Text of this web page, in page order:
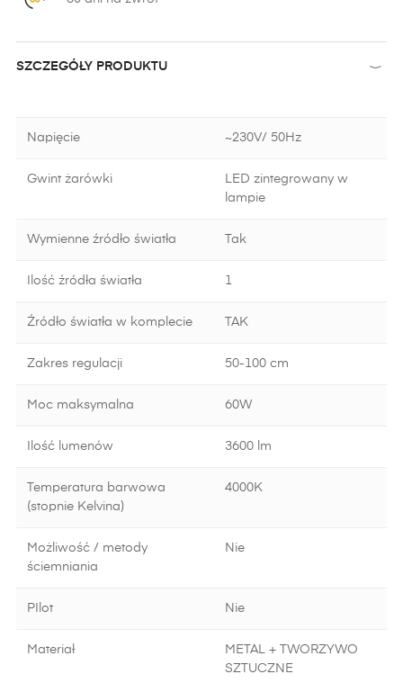
SZCZEGÓŁY PRODUKTU
Napięcie ~230V/ 50Hz
Gwint żarówki
LED zintegrowany w
lampie
Wymienne źródło światła Tak
Ilość źródła światła 1
Źródło światła w komplecie TAK
Zakres regulacji 50-100 cm
Moc maksymalna 60W
Ilość lumenów 3600 lm
Temperatura barwowa
(stopnie Kelvina)
4000K
Możliwość / metody
ściemniania
Nie
PIlot Nie
Materiał
METAL + TWORZYWO
SZTUCZNE